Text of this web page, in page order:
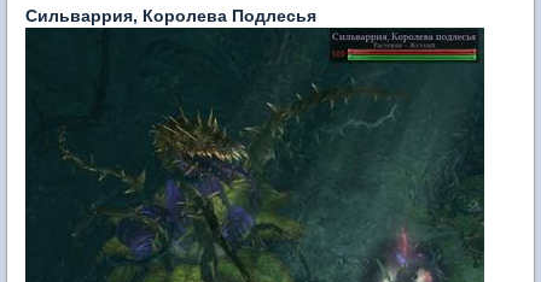
Сильваррия, Королева Подлесья